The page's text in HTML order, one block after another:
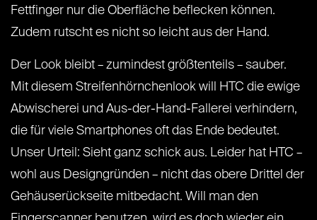
Fettfinger nur die Oberfläche beflecken können.
Zudem rutscht es nicht so leicht aus der Hand.
Der Look bleibt – zumindest größtenteils – sauber.
Mit diesem Streifenhörnchenlook will HTC die ewige
Abwischerei und Aus-der-Hand-Fallerei verhindern,
die für viele Smartphones oft das Ende bedeutet.
Unser Urteil: Sieht ganz schick aus. Leider hat HTC –
wohl aus Designgründen – nicht das obere Drittel der
Gehäuserückseite mitbedacht. Will man den